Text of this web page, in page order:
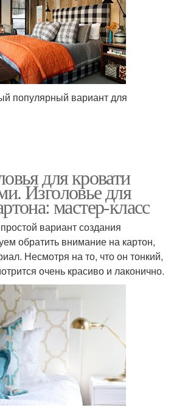
популярный вариант для
для кровати
Изголовье для
мастер-класс
вариант создания
обратить внимание на картон,
Несмотря на то, что он тонкий,
очень красиво и лаконично.